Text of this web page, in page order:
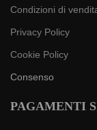
Condizioni di
Privacy Policy
Cookie Policy
Consenso
PAGAMENTI